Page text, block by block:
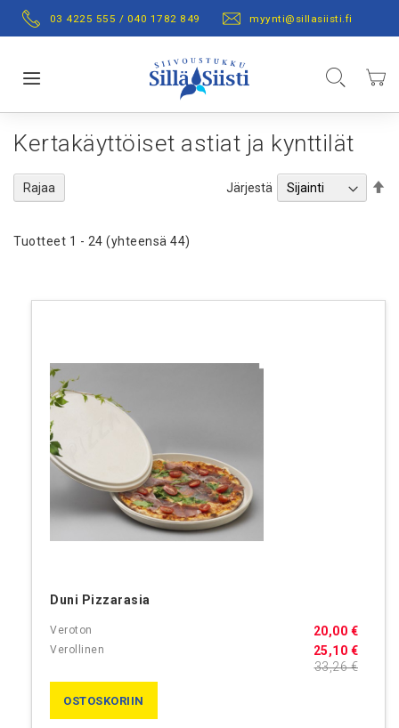
03 4225 555 / 040 1782 849 myynti@sillasiisti.fi
Content
Hae
Kertakäyttöiset astiat ja kynttilät
Tuotteet 1 - 24 (yhteensä 44)
Järjestä
Duni Pizzarasia
25,10 €
20,00 €
33,26 €
OSTOSKORIIN
Rajaa